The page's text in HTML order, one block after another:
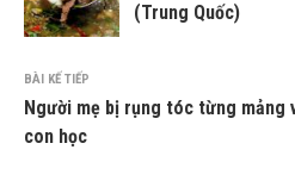
(Trung Quốc)
BÀI KẾ TIẾP
Người mẹ bị rụng tóc từng mảng
con học